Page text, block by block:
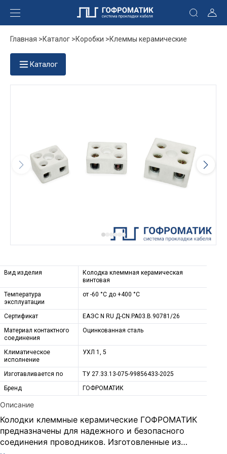
Главная >Каталог >Коробки >Клеммы керамические
Каталог
Вид изделия
Колодка клеммная керамическая
винтовая
Температура
эксплуатации
от -60 °С до +400 °С
Сертификат
ЕАЭС N RU Д-CN.РА03.В.90781/26
Материал контактного
соединения
Оцинкованная сталь
Климатическое
исполнение
УХЛ 1, 5
Изготавливается по
ТУ 27.33.13-075-99856433-2025
Бренд
ГОФРОМАТИК
Описание
Колодки клеммные керамические ГОФРОМАТИК
предназначены для надежного и безопасного
соединения проводников. Изготовленные из